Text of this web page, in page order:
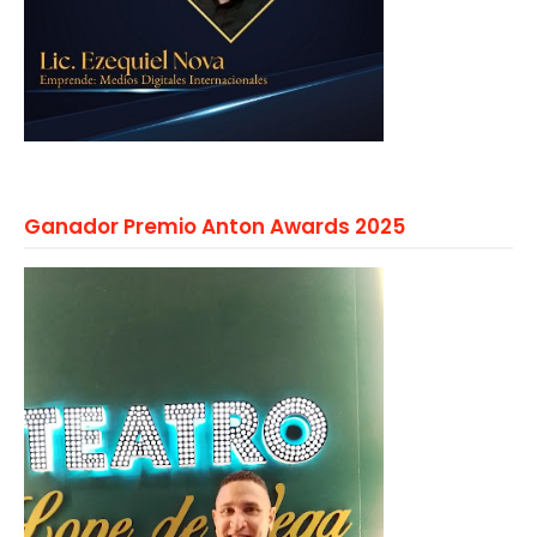
Ganador Premio Anton Awards 2025